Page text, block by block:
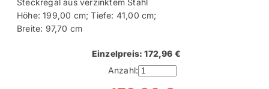
Steckregal aus verzinktem Stahl
Höhe: 199,00 cm; Tiefe: 41,00 cm;
Breite: 97,70 cm
Einzelpreis: 172,96 €
Anzahl: